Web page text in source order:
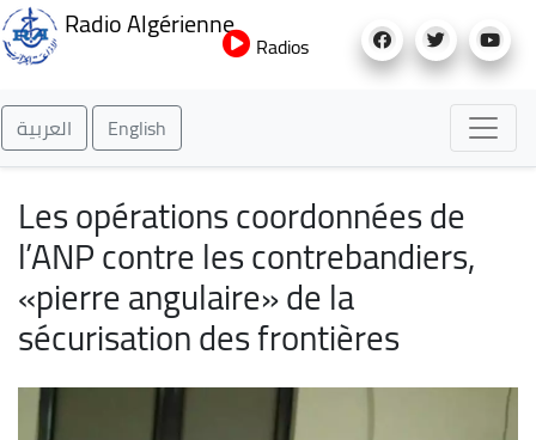
au
Radio Algérienne
Radios
العربية English
Les opérations coordonnées de
l’ANP contre les contrebandiers,
«pierre angulaire» de la
sécurisation des frontières